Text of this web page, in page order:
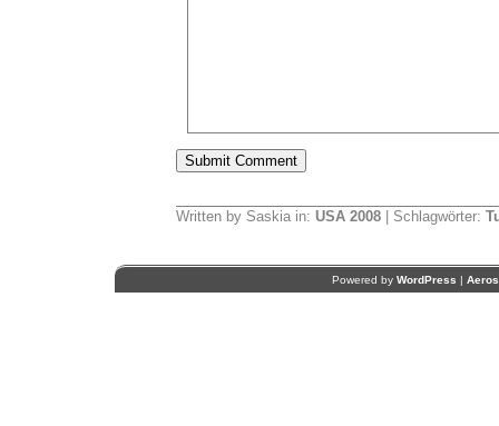
Written by Saskia in: USA 2008| Schlagwörter:
Powered by WordPress |